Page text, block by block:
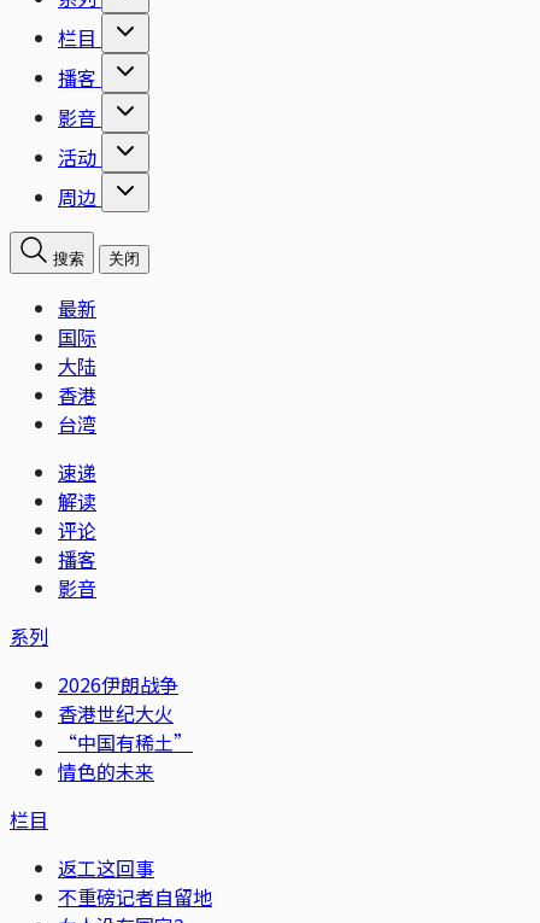
栏目
播客
影音
活动
周边
搜索 关闭
最新
国际
大陆
香港
台湾
速递
解读
评论
播客
影音
系列
2026伊朗战争
香港世纪大火
“中国有稀土”
情色的未来
栏目
返工这回事
不重磅记者自留地